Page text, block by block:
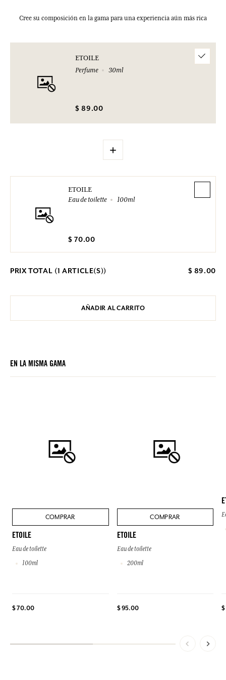
Cree su composición en la gama para una experiencia aún más rica
ETOILE
Perfume
30ml
$ 89.00
+
ETOILE
Eau de toilette
100ml
$ 70.00
PRIX TOTAL (1 ARTICLE(S)) $ 89.00
AÑADIR AL CARRITO
EN LA MISMA GAMA
COMPRAR
ETOILE
Eau de toilette
100ml
$ 70.00
COMPRAR
ETOILE
Eau de toilette
200ml
$ 95.00